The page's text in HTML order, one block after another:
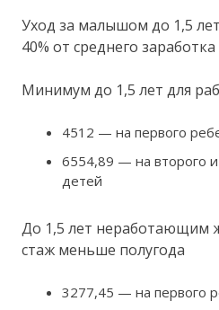
Уход за малышом до 1,5
40% от среднего
Минимум до 1,5 лет для
4512 — на первого
6554,89 — на второго
детей
До 1,5 лет неработающим
стаж меньше полугода
3277,45 — на первого